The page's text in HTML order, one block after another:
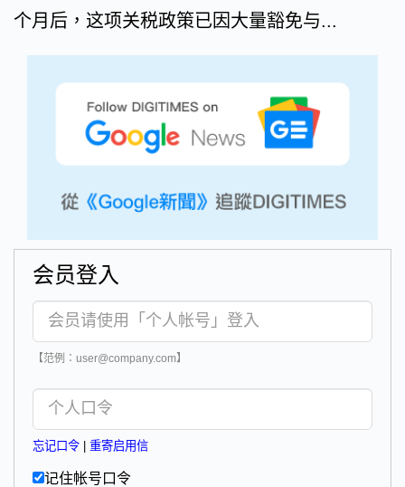
个月后，这项关税政策已因大量豁免与...
会员登入
【范例：user@company.com】
忘记口令 重寄启用信
记住帐号口令